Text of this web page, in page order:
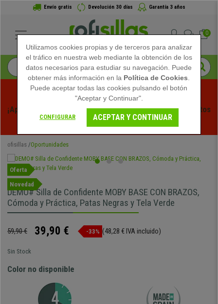
Envío gratis Devolución 30 días Garantía 3 años
0
¡Aprovecha las Rebajas de Verano en Ofisillas! Descuentos
Exclusivos por Tiempo Limitado - Ver Promo
ofisillas Oportunidades
Oferta
Novedad
DEMO# Silla de Confidente MOBY BASE CON BRAZOS,
Cómoda y Práctica, Patas Negras y Tela Verde
59,90 € 39,90 € -33% (48,28 € IVA incluido)
Sin Stock
Color no disponible
Utilizamos cookies propias y de terceros para analizar
el tráfico en nuestra web mediante la obtención de los
datos necesarios para estudiar su navegación. Puede
obtener más información en la Política de Cookies
Puede aceptar todas las cookies pulsando el botón
"Aceptar y Continuar".
CONFIGURAR ACEPTAR Y CONTINUAR